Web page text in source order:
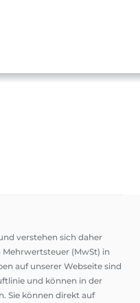
verstehen sich daher
(MwSt) in
auf unserer Webseite sind
und können in der
Sie können direkt auf